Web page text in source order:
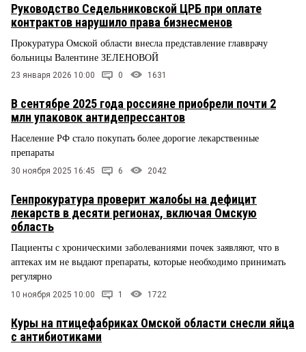
Руководство Седельниковской ЦРБ при оплате
контрактов нарушило права бизнесменов
Прокуратура Омской области внесла представление главврачу
больницы Валентине ЗЕЛЕНОВОЙ
23 января 2026 10:00 0 1631
В сентябре 2025 года россияне приобрели почти 2
млн упаковок антидепрессантов
Население РФ стало покупать более дорогие лекарственные
препараты
30 ноября 2025 16:45 6 2042
Генпрокуратура проверит жалобы на дефицит
лекарств в десяти регионах, включая Омскую
область
Пациенты с хроническими заболеваниями почек заявляют, что в
аптеках им не выдают препараты, которые необходимо принимать
регулярно
10 ноября 2025 10:00 1 1722
Куры на птицефабриках Омской области снесли яйца
с антибиотиками